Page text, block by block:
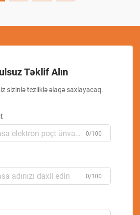
Təklif Alın
sizinlə tezliklə əlaqə saxlayacaq.
0/100
0/100